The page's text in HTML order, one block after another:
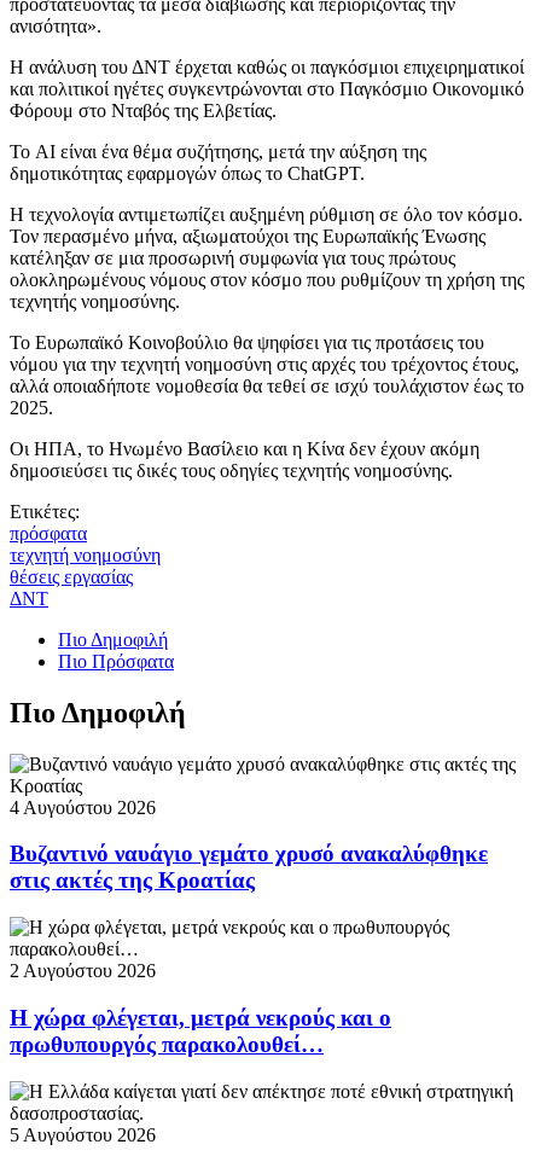
ανισότητα».
Η ανάλυση του ΔΝΤ έρχεται καθώς οι παγκόσμιοι επιχειρηματικοί
και πολιτικοί ηγέτες συγκεντρώνονται στο Παγκόσμιο Οικονομικό
Φόρουμ στο Νταβός της Ελβετίας.
Το AI είναι ένα θέμα συζήτησης, μετά την αύξηση της
δημοτικότητας εφαρμογών όπως το ChatGPT.
Η τεχνολογία αντιμετωπίζει αυξημένη ρύθμιση σε όλο τον κόσμο.
Τον περασμένο μήνα, αξιωματούχοι της Ευρωπαϊκής Ένωσης
κατέληξαν σε μια προσωρινή συμφωνία για τους πρώτους
ολοκληρωμένους νόμους στον κόσμο που ρυθμίζουν τη χρήση της
τεχνητής νοημοσύνης.
Το Ευρωπαϊκό Κοινοβούλιο θα ψηφίσει για τις προτάσεις του
νόμου για την τεχνητή νοημοσύνη στις αρχές του τρέχοντος έτους,
αλλά οποιαδήποτε νομοθεσία θα τεθεί σε ισχύ τουλάχιστον έως το
2025.
Οι ΗΠΑ, το Ηνωμένο Βασίλειο και η Κίνα δεν έχουν ακόμη
δημοσιεύσει τις δικές τους οδηγίες τεχνητής νοημοσύνης.
Ετικέτες:
πρόσφατα
τεχνητή νοημοσύνη
θέσεις εργασίας
ΔΝΤ
Πιο Δημοφιλή
Πιο Πρόσφατα
Πιο Δημοφιλή
4 Αυγούστου 2026
Βυζαντινό ναυάγιο γεμάτο χρυσό ανακαλύφθηκε
στις ακτές της Κροατίας
2 Αυγούστου 2026
Η χώρα φλέγεται, μετρά νεκρούς και ο
πρωθυπουργός παρακολουθεί…
5 Αυγούστου 2026